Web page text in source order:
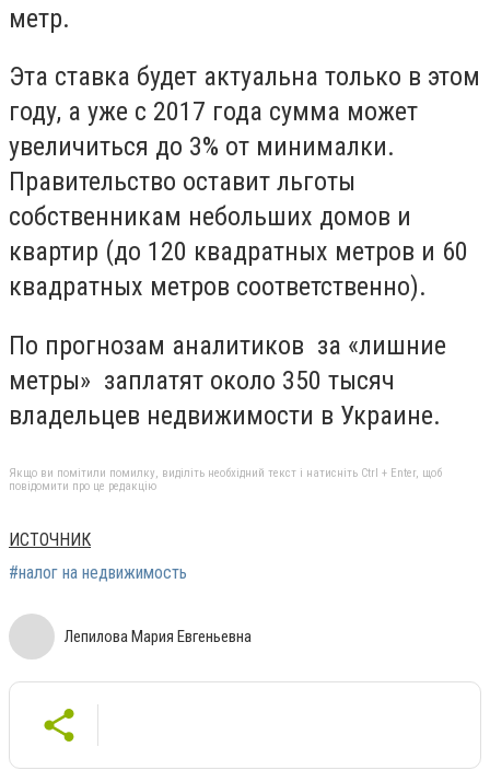
метр.
Эта ставка будет актуальна только в этом
году, а уже с 2017 года сумма может
увеличиться до 3% от минималки.
Правительство оставит льготы
собственникам небольших домов и
квартир (до 120 квадратных метров и 60
квадратных метров соответственно).
По прогнозам аналитиков за «лишние
метры» заплатят около 350 тысяч
владельцев недвижимости в Украине.
Якщо ви помітили помилку, виділіть необхідний текст і натисніть Ctrl + Enter, щоб
повідомити про це редакцію
ИСТОЧНИК
#налог на недвижимость
Лепилова Мария Евгеньевна